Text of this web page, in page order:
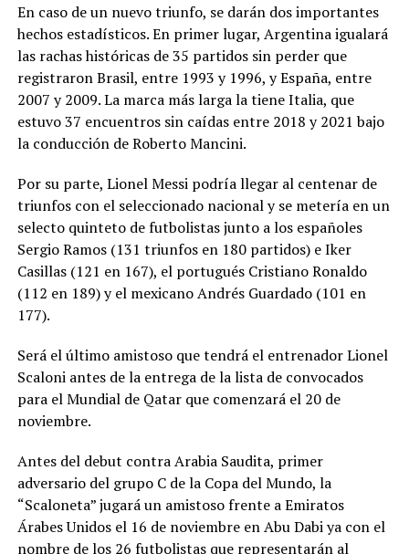
En caso de un nuevo triunfo, se darán dos importantes
hechos estadísticos. En primer lugar, Argentina igualará
las rachas históricas de 35 partidos sin perder que
registraron Brasil, entre 1993 y 1996, y España, entre
2007 y 2009. La marca más larga la tiene Italia, que
estuvo 37 encuentros sin caídas entre 2018 y 2021 bajo
la conducción de Roberto Mancini.
Por su parte, Lionel Messi podría llegar al centenar de
triunfos con el seleccionado nacional y se metería en un
selecto quinteto de futbolistas junto a los españoles
Sergio Ramos (131 triunfos en 180 partidos) e Iker
Casillas (121 en 167), el portugués Cristiano Ronaldo
(112 en 189) y el mexicano Andrés Guardado (101 en
177).
Será el último amistoso que tendrá el entrenador Lionel
Scaloni antes de la entrega de la lista de convocados
para el Mundial de Qatar que comenzará el 20 de
noviembre.
Antes del debut contra Arabia Saudita, primer
adversario del grupo C de la Copa del Mundo, la
“Scaloneta” jugará un amistoso frente a Emiratos
Árabes Unidos el 16 de noviembre en Abu Dabi ya con el
nombre de los 26 futbolistas que representarán al